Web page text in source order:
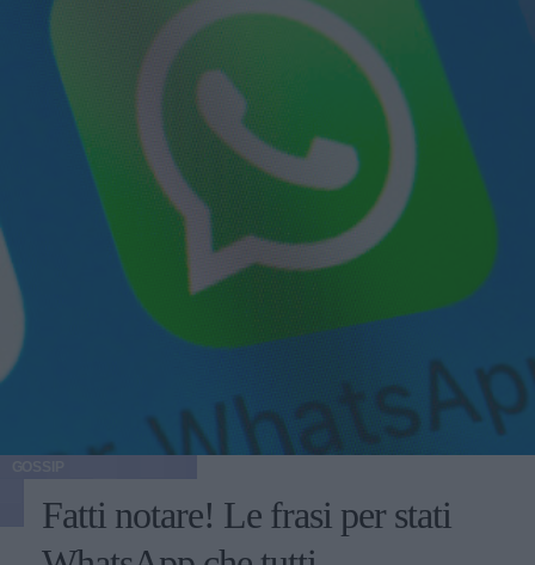
Fatti notare! Le frasi per stati